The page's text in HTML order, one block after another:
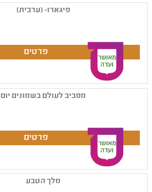
פיגארו- (ערבית)
מסביב לעולם בשמונים יום
מלך הטבע